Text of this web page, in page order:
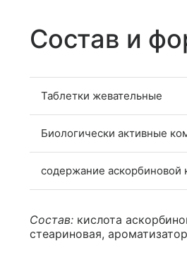
Состав и
Таблетки жевательные
Биологически активные
содержание аскорбиновой
Состав: кислота
стеариновая,